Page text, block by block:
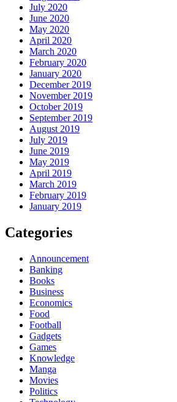
July 2020
June 2020
May 2020
April 2020
March 2020
February 2020
January 2020
December 2019
November 2019
October 2019
September 2019
August 2019
July 2019
June 2019
May 2019
April 2019
March 2019
February 2019
January 2019
Categories
Announcement
Banking
Books
Business
Economics
Food
Football
Gadgets
Games
Knowledge
Manga
Movies
Politics